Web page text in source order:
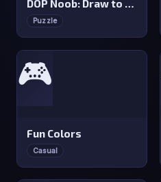
DOP Noob: Draw to Save
Puzzle
🎮
Fun Colors
Casual